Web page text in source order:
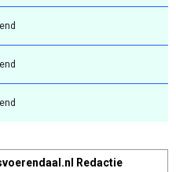
Redactie